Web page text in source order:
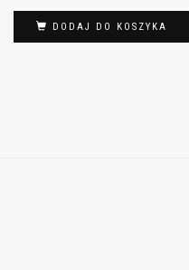
DODAJ DO KOSZYKA